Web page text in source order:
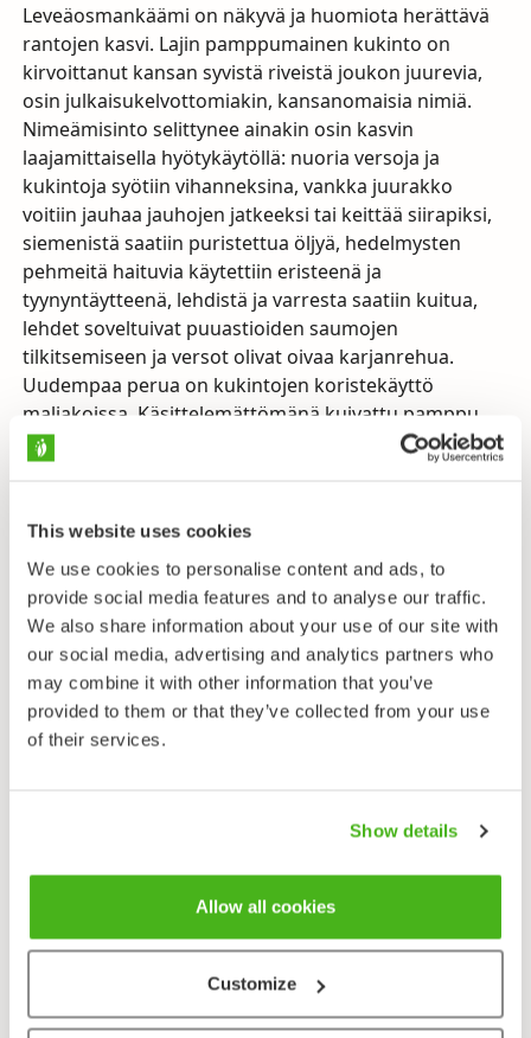
This website uses cookies
We use cookies to personalise content and ads, to
provide social media features and to analyse our traffic.
We also share information about your use of our site with
our social media, advertising and analytics partners who
may combine it with other information that you’ve
provided to them or that they’ve collected from your use
of their services.
Show details
Allow all cookies
Customize
Leveäosmankäämi on näkyvä ja huomiota herättävä
rantojen kasvi. Lajin pamppumainen kukinto on
kirvoittanut kansan syvistä riveistä joukon juurevia,
osin julkaisukelvottomiakin, kansanomaisia nimiä.
Nimeämisinto selittynee ainakin osin kasvin
laajamittaisella hyötykäytöllä: nuoria versoja ja
kukintoja syötiin vihanneksina, vankka juurakko
voitiin jauhaa jauhojen jatkeeksi tai keittää siirapiksi,
siemenistä saatiin puristettua öljyä, hedelmysten
pehmeitä haituvia käytettiin eristeenä ja
tyynyntäytteenä, lehdistä ja varresta saatiin kuitua,
lehdet soveltuivat puuastioiden saumojen
tilkitsemiseen ja versot olivat oivaa karjanrehua.
Uudempaa perua on kukintojen koristekäyttö
maljakoissa. Käsittelemättömänä kuivattu pamppu
hajoaa talven aikana siementen ja kehäkarvojen
sekasotkuksi, mutta tämän voi estää huonekalulakalla
Leveäosmankäämi on yksi eniten ihmistoiminnasta
hyötyneistä kasveista Suomessa. Se on runsastunut
erityisesti parinkymmenen viime vuoden aikana ja
leviää jatkuvasti uusille seuduille: lajin kevyet
siemenet lentävät tuulen mukana syksyllä ja talvella
ihmisen luomille pikku kosteikoille, kuten ojanvarsille.
Suomesta voi leveäosmankäämin lisäksi löytää
kapealehtisempi ja suosii jonkin verran syvempää
kapeaosmankäämin ohuehkon kukinnon hede- ja
emikukinnot ovat selvästi erillään.